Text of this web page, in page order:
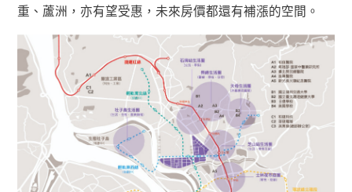
重、蘆洲，亦有望受惠，未來房價都還有補漲的空間。